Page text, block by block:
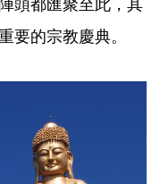
頭都匯聚至此，其
要的宗教慶典。